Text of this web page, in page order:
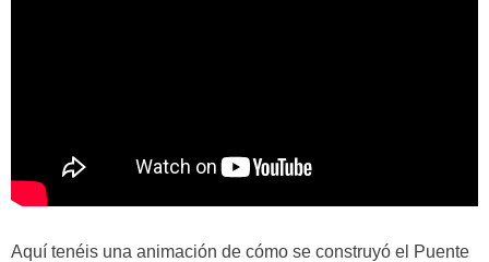
Aquí tenéis una animación de cómo se construyó el Puente